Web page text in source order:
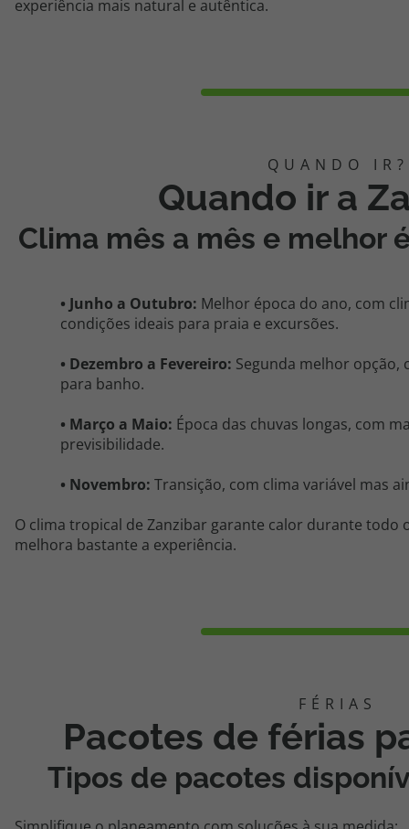
experiência mais natural e autêntica.
Quando ir a
Clima mês a mês e melhor
• Junho a Outubro: Melhor época do ano, com
condições ideais para praia e excursões.
• Dezembro a Fevereiro: Segunda melhor
para banho.
• Março a Maio: Época das chuvas longas, com
previsibilidade.
• Novembro: Transição, com clima variável mas
O clima tropical de Zanzibar garante calor durante todo
melhora bastante a experiência.
Pacotes de férias
Tipos de pacotes